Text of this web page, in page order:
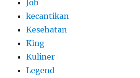
Job
kecantikan
Kesehatan
King
Kuliner
Legend